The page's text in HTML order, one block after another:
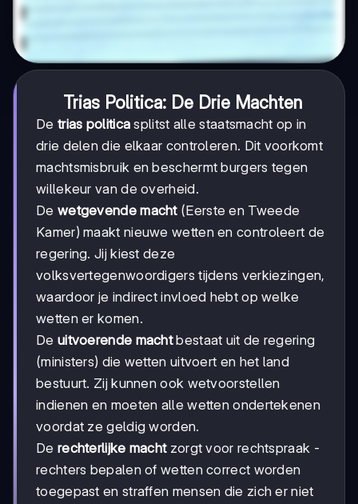
Trias Politica: De Drie Machten
De trias politica splitst alle staatsmacht op in
drie delen die elkaar controleren. Dit voorkomt
machtsmisbruik en beschermt burgers tegen
willekeur van de overheid.
De wetgevende macht(Eerste en Tweede
Kamer) maakt nieuwe wetten en controleert de
regering. Jij kiest deze
volksvertegenwoordigers tijdens verkiezingen,
waardoor je indirect invloed hebt op welke
wetten er komen.
De uitvoerende machtbestaat uit de regering
(ministers) die wetten uitvoert en het land
bestuurt. Zij kunnen ook wetvoorstellen
indienen en moeten alle wetten ondertekenen
voordat ze geldig worden.
De rechterlijke machtzorgt voor rechtspraak -
rechters bepalen of wetten correct worden
toegepast en straffen mensen die zich er niet